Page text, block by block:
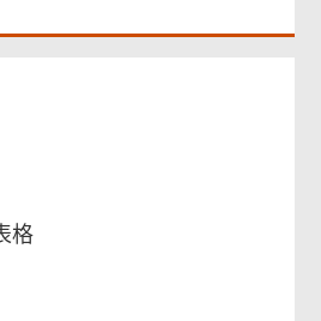
供
格